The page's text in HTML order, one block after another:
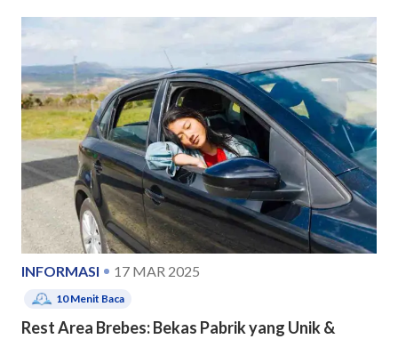
INFORMASI 17 MAR 2025
10Menit Baca
Rest Area Brebes: Bekas Pabrik yang Unik &